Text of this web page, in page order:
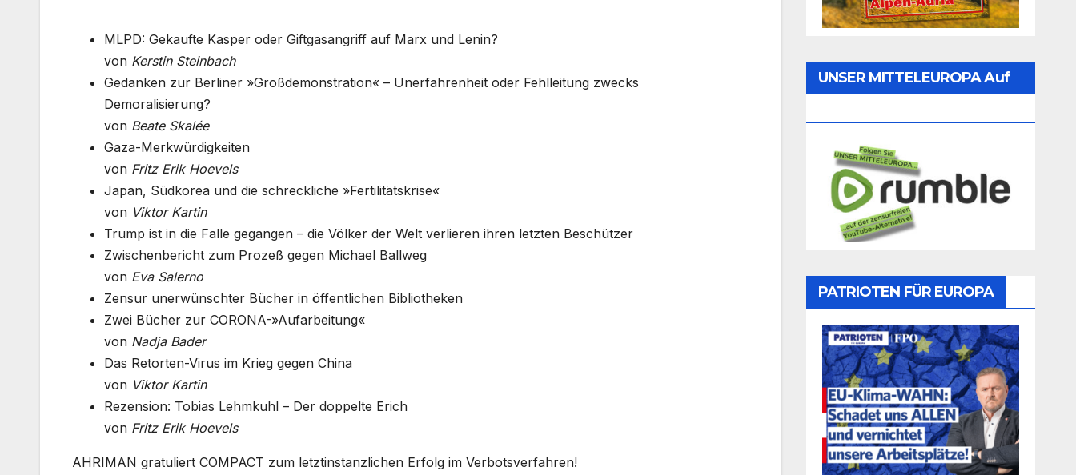
MLPD: Gekaufte Kasper oder Giftgasangriff auf Marx und Lenin?
von Kerstin Steinbach
Gedanken zur Berliner »Großdemonstration« – Unerfahrenheit oder Fehlleitung zwecks
Demoralisierung?
von Beate Skalée
Gaza-Merkwürdigkeiten
von Fritz Erik Hoevels
Japan, Südkorea und die schreckliche »Fertilitätskrise«
von Viktor Kartin
Trump ist in die Falle gegangen – die Völker der Welt verlieren ihren letzten Beschützer
Zwischenbericht zum Prozeß gegen Michael Ballweg
von Eva Salerno
Zensur unerwünschter Bücher in öffentlichen Bibliotheken
Zwei Bücher zur CORONA-»Aufarbeitung«
von Nadja Bader
Das Retorten-Virus im Krieg gegen China
von Viktor Kartin
Rezension: Tobias Lehmkuhl – Der doppelte Erich
von Fritz Erik Hoevels
AHRIMAN gratuliert COMPACT zum letztinstanzlichen Erfolg im Verbotsverfahren!
UNSER MITTELEUROPA Auf
PATRIOTEN FÜR EUROPA